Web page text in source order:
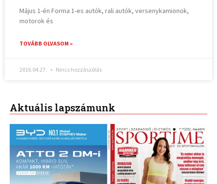
Május 1-én Forma 1-es autók, rali autók, versenykamionok,
motorok és
TOVÁBB OLVASOM »
2016.04.27. Nincs hozzászólás
Aktuális lapszámunk